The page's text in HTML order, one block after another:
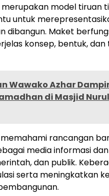
model tiruan
untuk
dibangun. Maket
konsep, bentuk,
Wawako Azhar
di Masjid
rancangan
media informasi
dan publik.
serta meningkatkan